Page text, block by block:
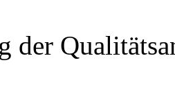
der